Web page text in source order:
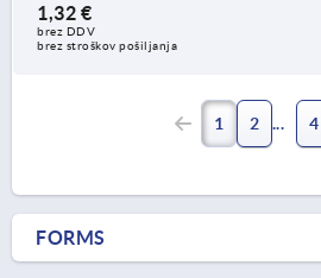
1,32 €
brez DDV
brez stroškov pošiljanja
1 2 4
FORMS